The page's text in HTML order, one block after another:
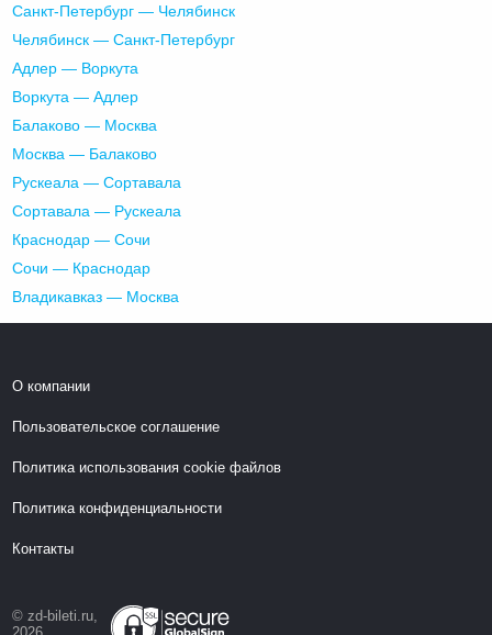
Санкт-Петербург — Челябинск
Челябинск — Санкт-Петербург
Адлер — Воркута
Воркута — Адлер
Балаково — Москва
Москва — Балаково
Рускеала — Сортавала
Сортавала — Рускеала
Краснодар — Сочи
Сочи — Краснодар
Владикавказ — Москва
О компании
Пользовательское соглашение
Политика использования cookie файлов
Политика конфиденциальности
Контакты
© zd-bileti.ru,
2026